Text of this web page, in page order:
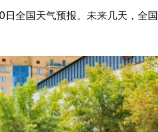
日全国天气预报。未来几天，全国